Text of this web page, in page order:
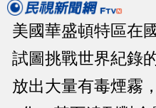
美國華盛頓特區在
試圖挑戰世界紀錄
放出大量有毒煙霧